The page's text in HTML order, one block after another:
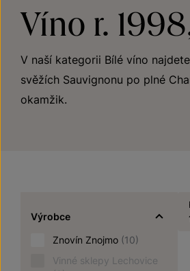
Víno r.
V naší kategorii Bílé víno
svěžích Sauvignonu po plné
okamžik.
Výrobce
Znovín Znojmo (10)
Vinné sklepy Lechovice